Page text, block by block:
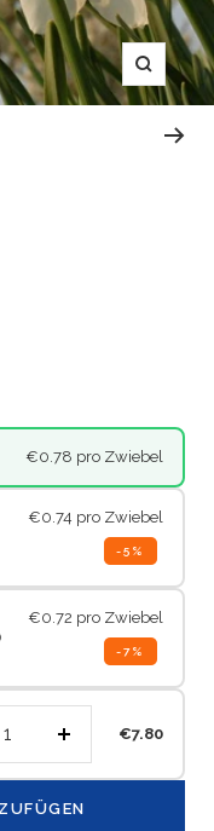
Zoom
€0.78 pro Zwiebel
€0.74 pro Zwiebel
-5%
€0.72 pro Zwiebel
-7%
Menge
€7.80